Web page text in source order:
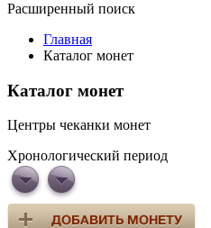
Расширенный поиск
Главная
Каталог монет
Каталог монет
Центры чеканки монет
Хронологический период